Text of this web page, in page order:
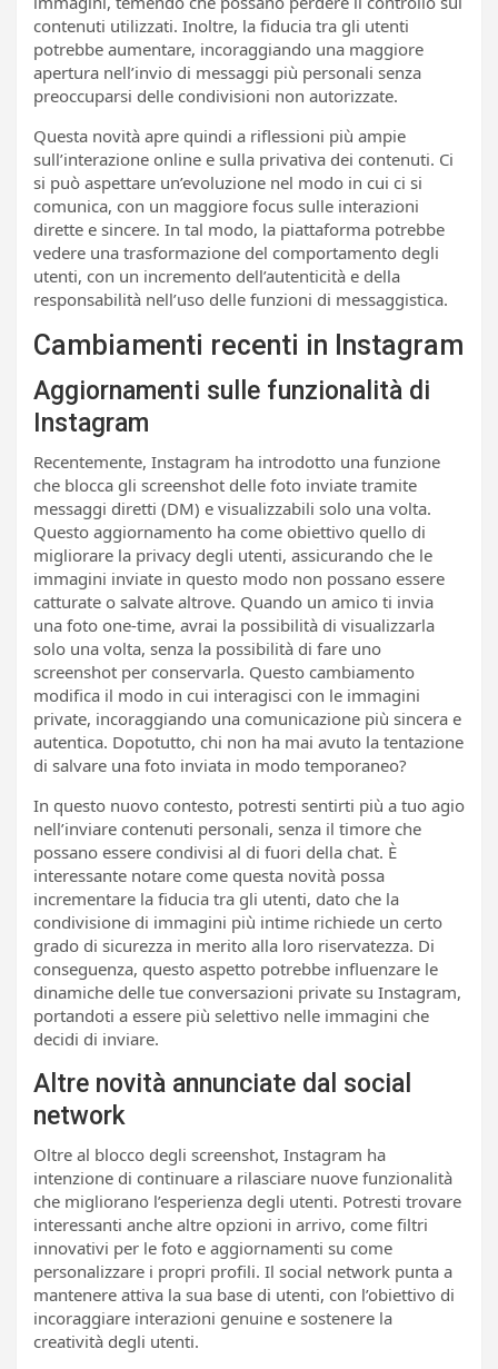
contenuti utilizzati. Inoltre, la fiducia tra gli utenti
potrebbe aumentare, incoraggiando una maggiore
apertura nell’invio di messaggi più personali senza
preoccuparsi delle condivisioni non autorizzate.
Questa novità apre quindi a riflessioni più ampie
sull’interazione online e sulla privativa dei contenuti. Ci
si può aspettare un’evoluzione nel modo in cui ci si
comunica, con un maggiore focus sulle interazioni
dirette e sincere. In tal modo, la piattaforma potrebbe
vedere una trasformazione del comportamento degli
utenti, con un incremento dell’autenticità e della
responsabilità nell’uso delle funzioni di messaggistica.
Cambiamenti recenti in Instagram
Aggiornamenti sulle funzionalità di
Instagram
Recentemente, Instagram ha introdotto una funzione
che blocca gli screenshot delle foto inviate tramite
messaggi diretti (DM) e visualizzabili solo una volta.
Questo aggiornamento ha come obiettivo quello di
migliorare la privacy degli utenti, assicurando che le
immagini inviate in questo modo non possano essere
catturate o salvate altrove. Quando un amico ti invia
una foto one-time, avrai la possibilità di visualizzarla
solo una volta, senza la possibilità di fare uno
screenshot per conservarla. Questo cambiamento
modifica il modo in cui interagisci con le immagini
private, incoraggiando una comunicazione più sincera e
autentica. Dopotutto, chi non ha mai avuto la tentazione
di salvare una foto inviata in modo temporaneo?
In questo nuovo contesto, potresti sentirti più a tuo agio
nell’inviare contenuti personali, senza il timore che
possano essere condivisi al di fuori della chat. È
interessante notare come questa novità possa
incrementare la fiducia tra gli utenti, dato che la
condivisione di immagini più intime richiede un certo
grado di sicurezza in merito alla loro riservatezza. Di
conseguenza, questo aspetto potrebbe influenzare le
dinamiche delle tue conversazioni private su Instagram,
portandoti a essere più selettivo nelle immagini che
decidi di inviare.
Altre novità annunciate dal social
network
Oltre al blocco degli screenshot, Instagram ha
intenzione di continuare a rilasciare nuove funzionalità
che migliorano l’esperienza degli utenti. Potresti trovare
interessanti anche altre opzioni in arrivo, come filtri
innovativi per le foto e aggiornamenti su come
personalizzare i propri profili. Il social network punta a
mantenere attiva la sua base di utenti, con l’obiettivo di
incoraggiare interazioni genuine e sostenere la
creatività degli utenti.